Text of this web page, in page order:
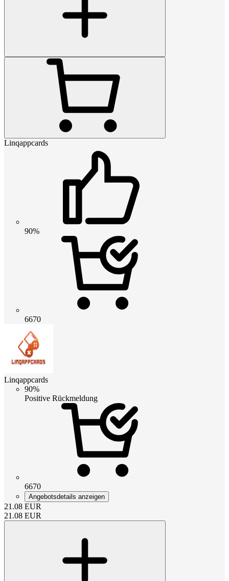
Linqappcards
90%
6670
Linqappcards
90%
Positive Rückmeldung
6670
Angebotsdetails anzeigen
21.08 EUR
21.08 EUR